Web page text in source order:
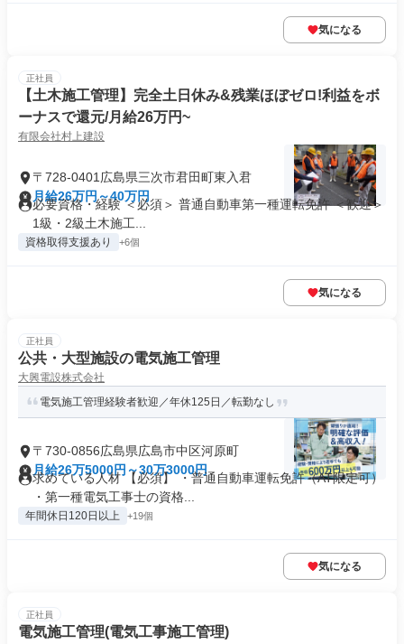
気になる
正社員
【土木施工管理】完全土日休み&残業ほぼゼロ!利益をボ
ーナスで還元/月給26万円~
有限会社村上建設
〒728-0401広島県三次市君田町東入君
月給26万円～40万円
必要資格・経験 ＜必須＞ 普通自動車第一種運転免許 ＜歓迎＞
1級・2級土木施工...
資格取得支援あり +6個
気になる
正社員
公共・大型施設の電気施工管理
大興電設株式会社
電気施工管理経験者歓迎／年休125日／転勤なし
〒730-0856広島県広島市中区河原町
月給26万5000円～30万3000円
求めている人材 【必須】 ・普通自動車運転免許（AT限定可）
・第一種電気工事士の資格...
年間休日120日以上 +19個
気になる
正社員
電気施工管理(電気工事施工管理)